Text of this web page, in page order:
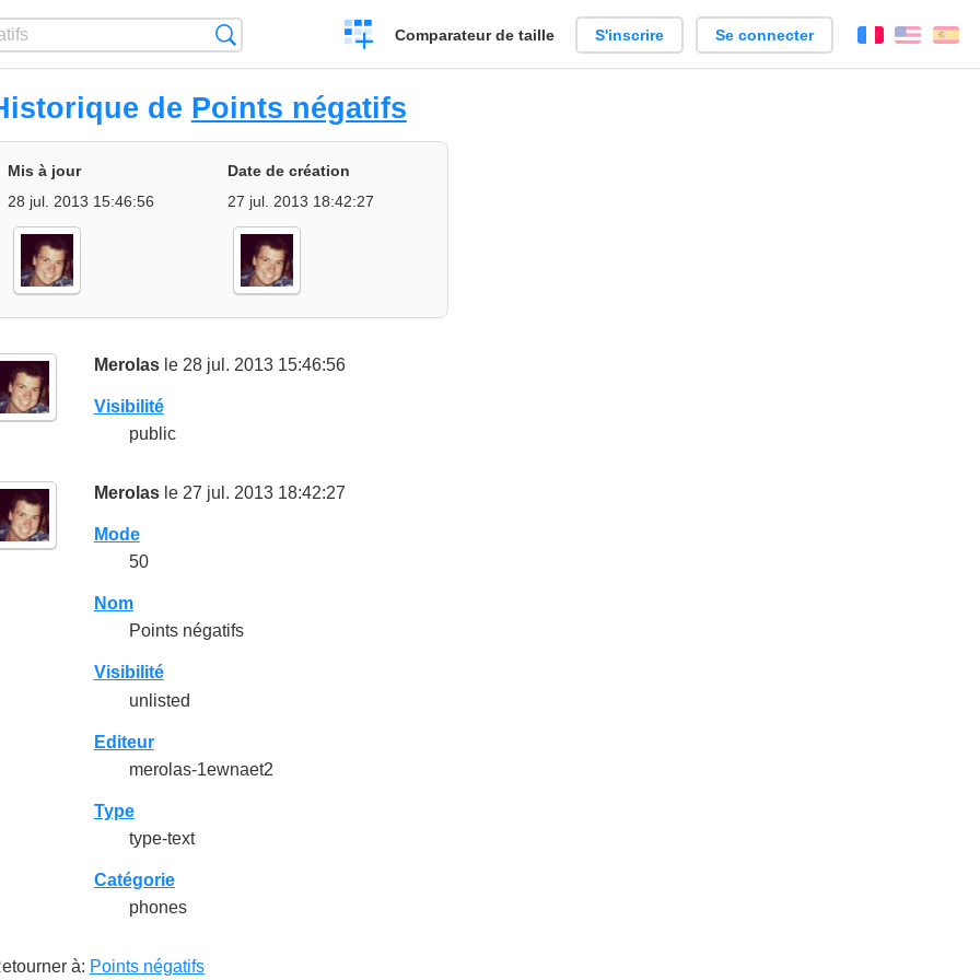
Créer
un
comparatif
Comparateur de taille S'inscrire Se connecter FrançaisEnglish
de Points négatifs
Mis à jour
28 jul. 2013 15:46:56
Date de création
27 jul. 2013 18:42:27
Merolasle 28 jul. 2013 15:46:56
Visibilité
public
Merolasle 27 jul. 2013 18:42:27
Mode
50
Nom
Points négatifs
Visibilité
unlisted
Editeur
merolas-1ewnaet2
Type
type-text
Catégorie
phones
à: Points négatifs